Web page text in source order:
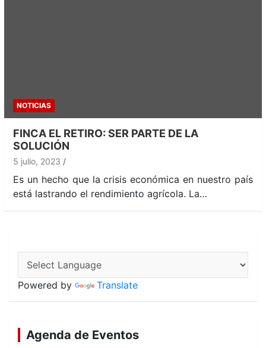
NOTICIAS
FINCA EL RETIRO: SER PARTE DE LA
SOLUCIÓN
5 julio, 2023
Es un hecho que la crisis económica en nuestro país
está lastrando el rendimiento agrícola. La…
Powered by Translate
Agenda de Eventos